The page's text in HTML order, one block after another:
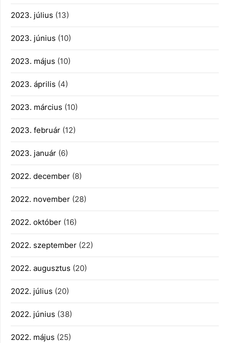
2023. július (13)
2023. június (10)
2023. május (10)
2023. április (4)
2023. március (10)
2023. február (12)
2023. január (6)
2022. december (8)
2022. november (28)
2022. október (16)
2022. szeptember (22)
2022. augusztus (20)
2022. július (20)
2022. június (38)
2022. május (25)